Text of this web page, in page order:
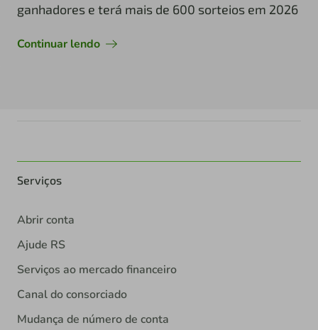
ganhadores e terá mais de 600 sorteios em 2026
Continuar lendo
Serviços
Abrir conta
Ajude RS
Serviços ao mercado financeiro
Canal do consorciado
Mudança de número de conta